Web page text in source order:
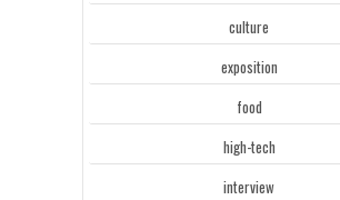
culture
exposition
food
high-tech
interview